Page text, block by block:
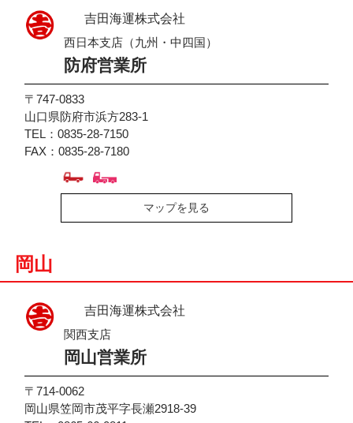
吉田海運株式会社
西日本支店（九州・中四国）
防府営業所
〒747-0833
山口県防府市浜方283-1
TEL：0835-28-7150
FAX：0835-28-7180
マップを見る
岡山
吉田海運株式会社
関西支店
岡山営業所
〒714-0062
岡山県笠岡市茂平字長瀬2918-39